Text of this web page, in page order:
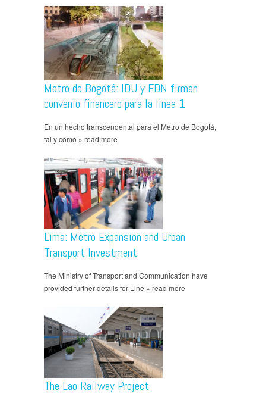
Metro de Bogotá: IDU y FDN firman
convenio financero para la linea 1
En un hecho transcendental para el Metro de Bogotá,
tal y como » read more
Lima: Metro Expansion and Urban
Transport Investment
The Ministry of Transport and Communication have
provided further details for Line » read more
The Lao Railway Project